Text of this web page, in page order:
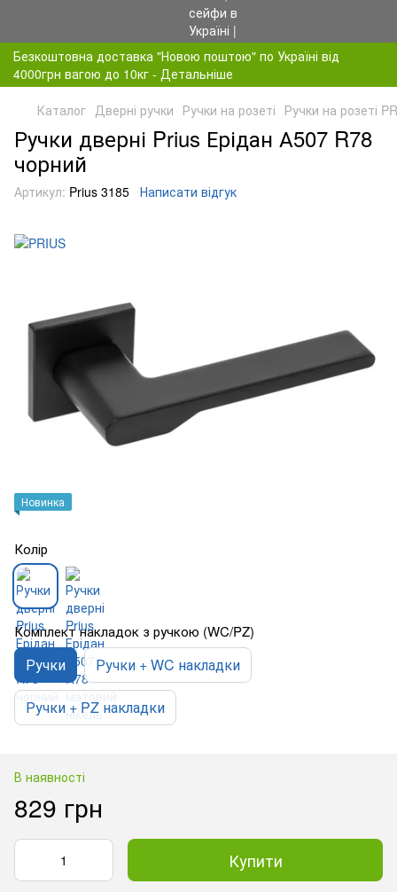
Безкоштовна доставка "Новою поштою" по Україні від
4000грн вагою до 10кг - Детальніше
Каталог Дверні ручки Ручки на розеті Ручки на розеті
Ручки дверні Prius Ерідан А507 R78
чорний
Артикул: Prius 3185 Написати відгук
Новинка
Колір
Комплект накладок з ручкою (WC/PZ)
Ручки Ручки + WC накладки
Ручки + PZ накладки
В наявності
829 грн
Купити